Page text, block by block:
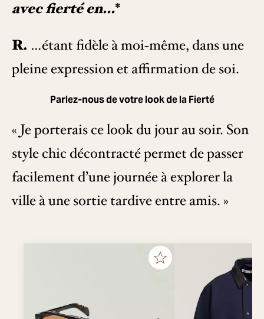
avec fierté en…*
R. …étant fidèle à moi-même, dans une
pleine expression et affirmation de soi.
Parlez-nous de votre look de la Fierté
« Je porterais ce look du jour au soir. Son
style chic décontracté permet de passer
facilement d’une journée à explorer la
ville à une sortie tardive entre amis. »